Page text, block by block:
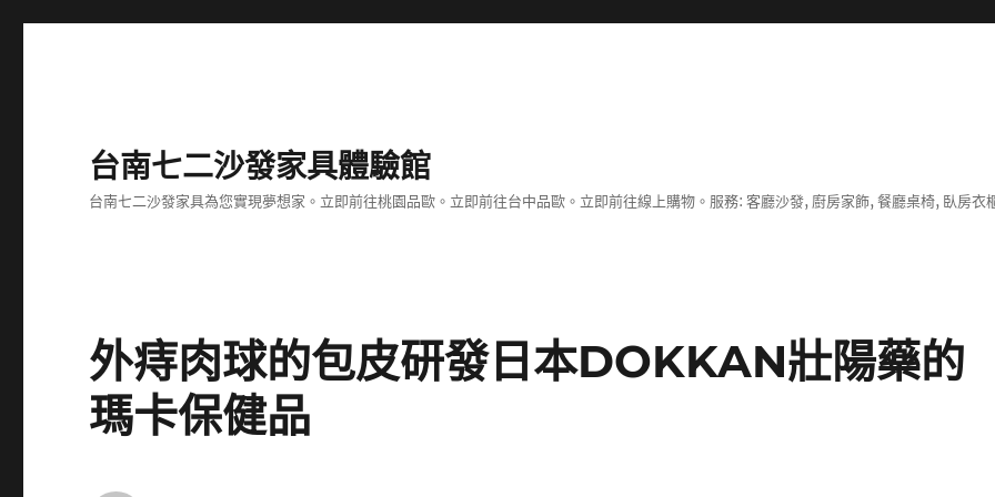
台南七二沙發家具體驗館
台南七二沙發家具為您實現夢想家。立即前往桃園品歐。立即前往台中品歐。立即前往線上購物。服務: 客廳沙發, 廚房家飾, 餐廳桌椅, 臥房衣
外痔肉球的包皮研發日本DOKKAN壯陽藥的
瑪卡保健品